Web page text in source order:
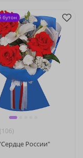
(106)
России"
бутон